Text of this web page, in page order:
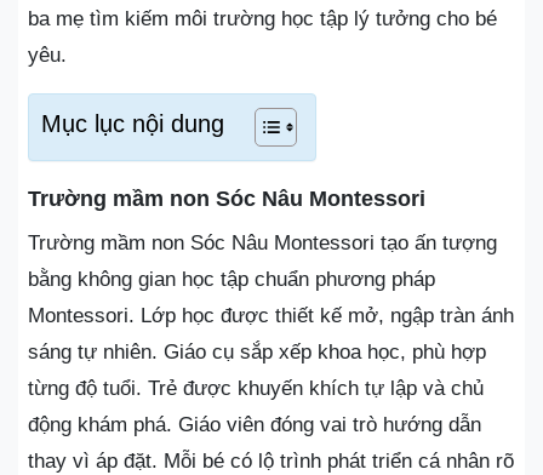
ba mẹ tìm kiếm môi trường học tập lý tưởng cho bé
yêu.
Mục lục nội dung
Trường mầm non Sóc Nâu Montessori
Trường mầm non Sóc Nâu Montessori tạo ấn tượng
bằng không gian học tập chuẩn phương pháp
Montessori. Lớp học được thiết kế mở, ngập tràn ánh
sáng tự nhiên. Giáo cụ sắp xếp khoa học, phù hợp
từng độ tuổi. Trẻ được khuyến khích tự lập và chủ
động khám phá. Giáo viên đóng vai trò hướng dẫn
thay vì áp đặt. Mỗi bé có lộ trình phát triển cá nhân rõ